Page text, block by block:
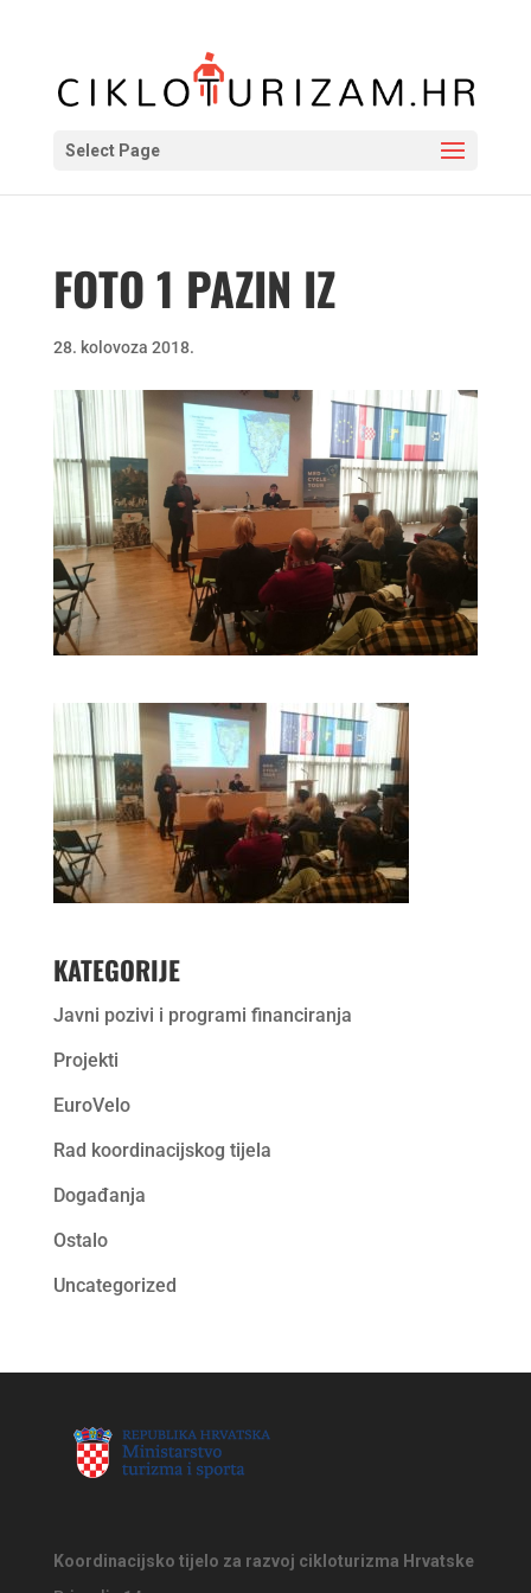
Select Page
FOTO 1 PAZIN IZ
28. kolovoza 2018.
KATEGORIJE
Javni pozivi i programi financiranja
Projekti
EuroVelo
Rad koordinacijskog tijela
Događanja
Ostalo
Uncategorized
Koordinacijsko tijelo za razvoj cikloturizma Hrvatske